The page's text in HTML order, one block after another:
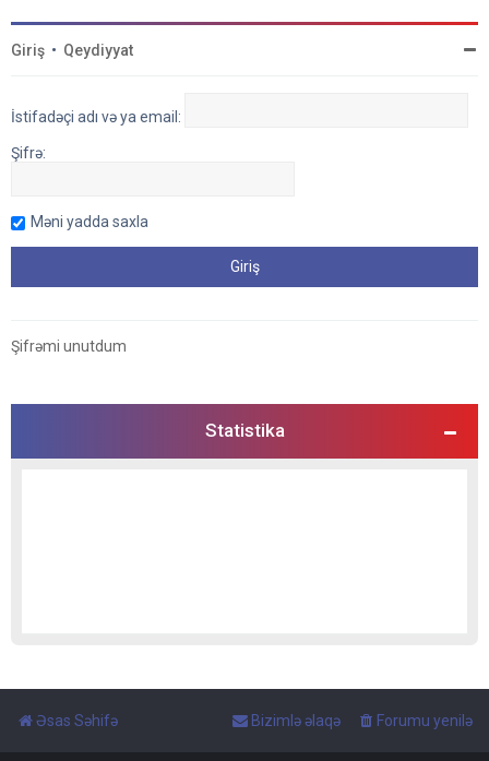
Giriş • Qeydiyyat
İstifadəçi adı və ya email:
Şifrə:
Məni yadda saxla
Şifrəmi unutdum
Statistika
Əsas Səhifə Forumu yenilə
Bizimlə əlaqə